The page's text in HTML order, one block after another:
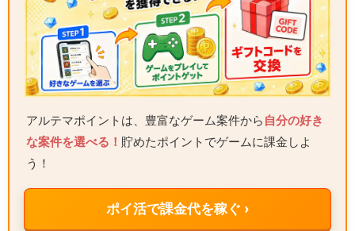
アルテマポイントは、豊富なゲーム案件から 自分の好き
な案件を選べる！ 貯めたポイントでゲームに課金しよ
う！
ポイ活で課金代を稼ぐ ›